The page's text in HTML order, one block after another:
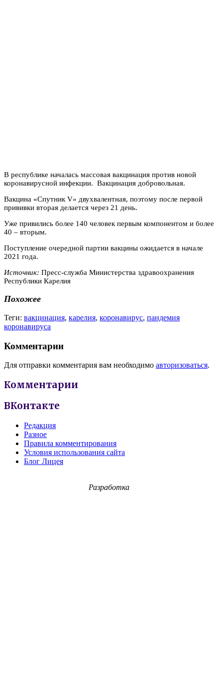
В республике началась массовая вакцинация против новой
коронавирусной инфекции. Вакцинация добровольная.
Вакцина «Спутник V» двухвалентная, поэтому после первой
прививки вторая делается через 21 день.
Уже привились более 140 человек первым компонентом и более
40 – вторым.
Поступление очередной партии вакцины ожидается в начале
2021 года.
Источник: Пресс-служба Министерства здравоохранения
Республики Карелия
Похожее
Теги: вакцинация, карелия, коронавирус, пандемия
коронавируса
Комментарии
Для отправки комментария вам необходимо авторизоваться.
Комментарии
ВКонтакте
Редакция
Разное
Правила комментирования
Условия использования сайта
Блог Лицея
Разработка